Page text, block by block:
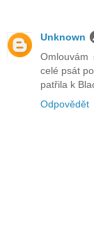
Unknown
celé psát
patřila k
Odpovědět